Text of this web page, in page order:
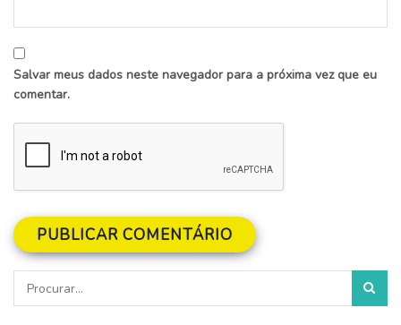
Salvar meus dados neste navegador para a próxima vez que eu
comentar.